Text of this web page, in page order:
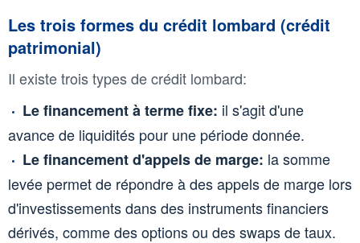
Les trois formes du crédit lombard (crédit
patrimonial)
Il existe trois types de crédit lombard:
Le financement à terme fixe: il s'agit d'une
avance de liquidités pour une période donnée.
Le financement d'appels de marge: la somme
levée permet de répondre à des appels de marge lors
d'investissements dans des instruments financiers
dérivés, comme des options ou des swaps de taux.